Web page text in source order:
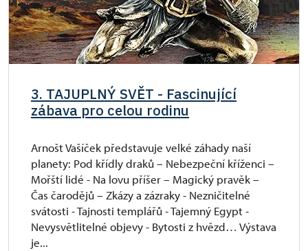
3. TAJUPLNÝ SVĚT - Fascinující
zábava pro celou rodinu
Arnošt Vašíček představuje velké záhady naší
planety: Pod křídly draků – Nebezpeční kříženci –
Mořští lidé - Na lovu příšer – Magický pravěk –
Čas čarodějů – Zkázy a zázraky - Nezničitelné
svátosti - Tajnosti templářů - Tajemný Egypt -
Nevysvětlitelné objevy - Bytosti z hvězd… Výstava
je...